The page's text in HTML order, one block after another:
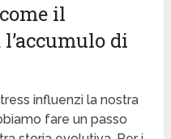
il
di
influenzi la nostra
fare un passo